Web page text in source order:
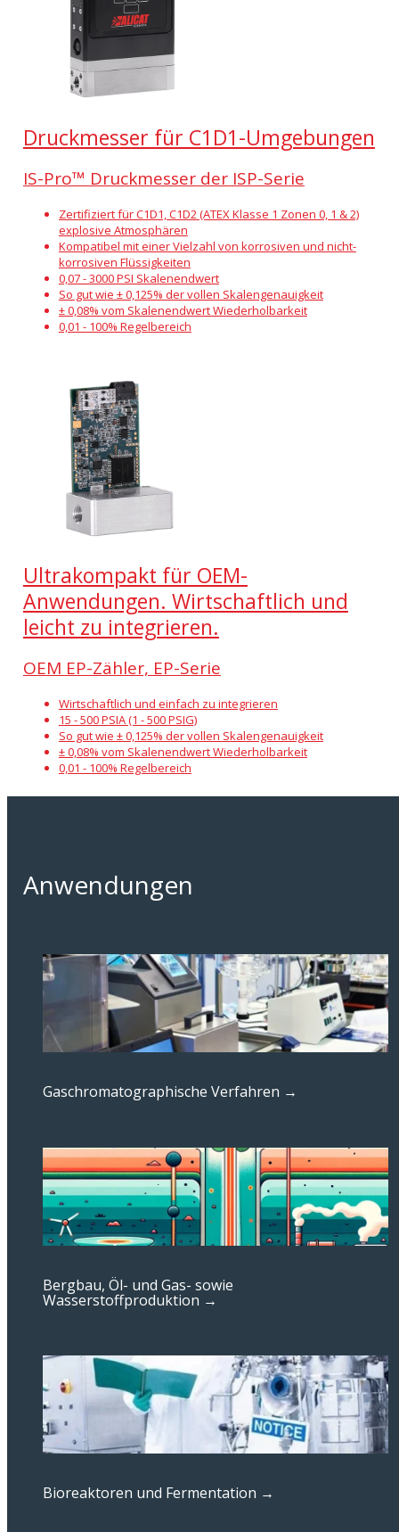
Druckmesser für C1D1-Umgebungen
IS-Pro™ Druckmesser der ISP-Serie
Zertifiziert für C1D1, C1D2 (ATEX Klasse 1 Zonen 0, 1 & 2)
explosive Atmosphären
Kompatibel mit einer Vielzahl von korrosiven und nicht-
korrosiven Flüssigkeiten
0,07 - 3000 PSI Skalenendwert
So gut wie ± 0,125% der vollen Skalengenauigkeit
± 0,08% vom Skalenendwert Wiederholbarkeit
0,01 - 100% Regelbereich
Ultrakompakt für OEM-
Anwendungen. Wirtschaftlich und
leicht zu integrieren.
OEM EP-Zähler, EP-Serie
Wirtschaftlich und einfach zu integrieren
15 - 500 PSIA (1 - 500 PSIG)
So gut wie ± 0,125% der vollen Skalengenauigkeit
± 0,08% vom Skalenendwert Wiederholbarkeit
0,01 - 100% Regelbereich
Anwendungen
Gaschromatographische Verfahren →
Bergbau, Öl- und Gas- sowie
Wasserstoffproduktion →
Bioreaktoren und Fermentation →